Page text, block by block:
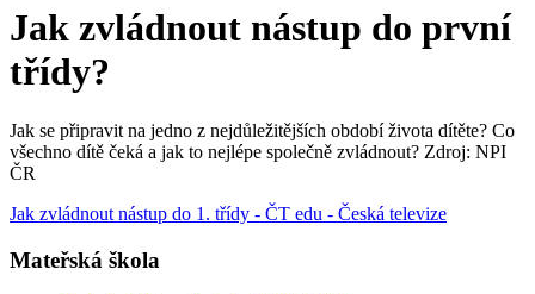
Jak zvládnout nástup do první
třídy?
Jak se připravit na jedno z nejdůležitějších období života dítěte? Co
všechno dítě čeká a jak to nejlépe společně zvládnout? Zdroj: NPI
ČR
Jak zvládnout nástup do 1. třídy - ČT edu - Česká televize
Mateřská škola